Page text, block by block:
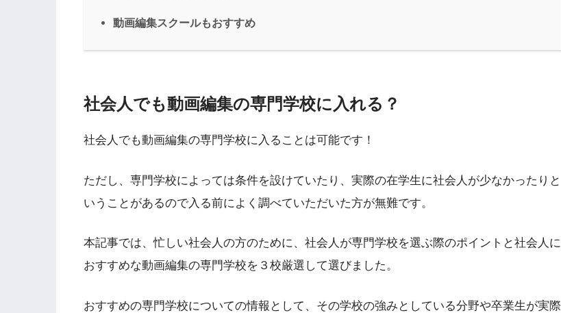
動画編集スクールもおすすめ
社会人でも動画編集の専門学校に入れる？
社会人でも動画編集の専門学校に入ることは可能です！
ただし、専門学校によっては条件を設けていたり、実際の在学生に社会人が少なかったりと
いうことがあるので入る前によく調べていただいた方が無難です。
本記事では、忙しい社会人の方のために、社会人が専門学校を選ぶ際のポイントと社会人に
おすすめな動画編集の専門学校を３校厳選して選びました。
おすすめの専門学校についての情報として、その学校の強みとしている分野や卒業生が実際